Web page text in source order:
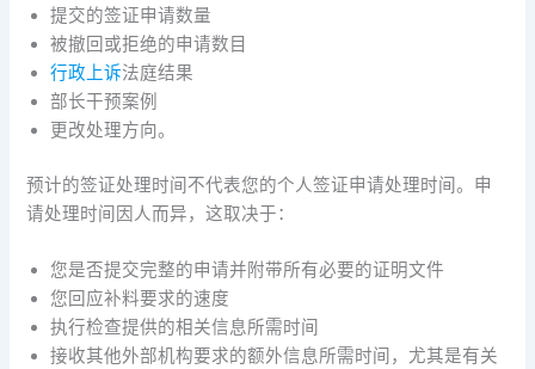
提交的签证申请数量
被撤回或拒绝的申请数目
行政 上诉法庭结果
部长干预案例
更改处理方向。
预计的签证处理时间不代表您的个人签证申请处理时间。申
请处理时间因人而异，这取决于：
您是否提交完整的申请并附带所有必要的证明文件
您回应补料要求的速度
执行检查提供的相关信息所需时间
接收其他外部机构要求的额外信息所需时间，尤其是有关